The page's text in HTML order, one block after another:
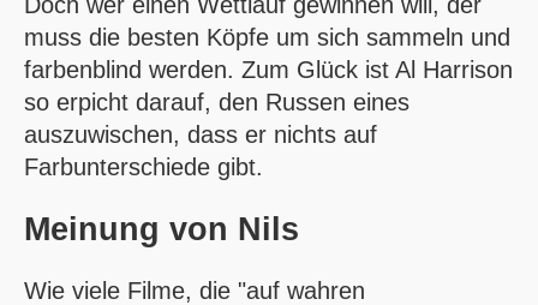
muss die besten Köpfe um sich sammeln und
farbenblind werden. Zum Glück ist Al Harrison
so erpicht darauf, den Russen eines
auszuwischen, dass er nichts auf
Farbunterschiede gibt.
Meinung von Nils
Wie viele Filme, die "auf wahren